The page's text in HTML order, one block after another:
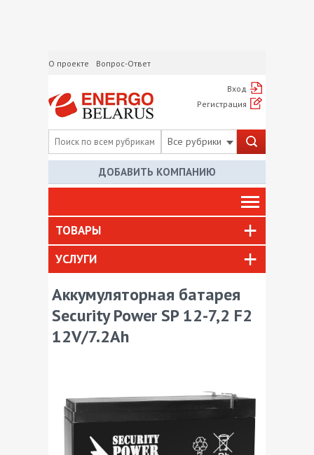
О проекте Вопрос-Ответ
Вход
Регистрация
Все рубрики
ДОБАВИТЬ КОМПАНИЮ
ТОВАРЫ
УСЛУГИ
Аккумуляторная батарея
Security Power SP 12-7,2 F2
12V/7.2Ah